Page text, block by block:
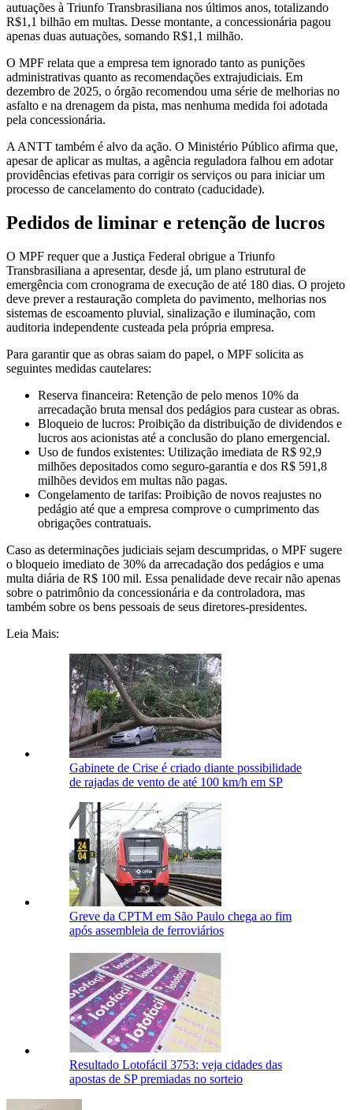
autuações à Triunfo Transbrasiliana nos últimos anos, totalizando
R$1,1 bilhão em multas. Desse montante, a concessionária pagou
apenas duas autuações, somando R$1,1 milhão.
O MPF relata que a empresa tem ignorado tanto as punições
administrativas quanto as recomendações extrajudiciais. Em
dezembro de 2025, o órgão recomendou uma série de melhorias no
asfalto e na drenagem da pista, mas nenhuma medida foi adotada
pela concessionária.
A ANTT também é alvo da ação. O Ministério Público afirma que,
apesar de aplicar as multas, a agência reguladora falhou em adotar
providências efetivas para corrigir os serviços ou para iniciar um
processo de cancelamento do contrato (caducidade).
Pedidos de liminar e retenção de lucros
O MPF requer que a Justiça Federal obrigue a Triunfo
Transbrasiliana a apresentar, desde já, um plano estrutural de
emergência com cronograma de execução de até 180 dias. O projeto
deve prever a restauração completa do pavimento, melhorias nos
sistemas de escoamento pluvial, sinalização e iluminação, com
auditoria independente custeada pela própria empresa.
Para garantir que as obras saiam do papel, o MPF solicita as
seguintes medidas cautelares:
Reserva financeira: Retenção de pelo menos 10% da
arrecadação bruta mensal dos pedágios para custear as obras.
Bloqueio de lucros: Proibição da distribuição de dividendos e
lucros aos acionistas até a conclusão do plano emergencial.
Uso de fundos existentes: Utilização imediata de R$ 92,9
milhões depositados como seguro-garantia e dos R$ 591,8
milhões devidos em multas não pagas.
Congelamento de tarifas: Proibição de novos reajustes no
pedágio até que a empresa comprove o cumprimento das
obrigações contratuais.
Caso as determinações judiciais sejam descumpridas, o MPF sugere
o bloqueio imediato de 30% da arrecadação dos pedágios e uma
multa diária de R$ 100 mil. Essa penalidade deve recair não apenas
sobre o patrimônio da concessionária e da controladora, mas
também sobre os bens pessoais de seus diretores-presidentes.
Leia Mais:
Gabinete de Crise é criado diante possibilidade
de rajadas de vento de até 100 km/h em SP
Greve da CPTM em São Paulo chega ao fim
após assembleia de ferroviários
Resultado Lotofácil 3753: veja cidades das
apostas de SP premiadas no sorteio